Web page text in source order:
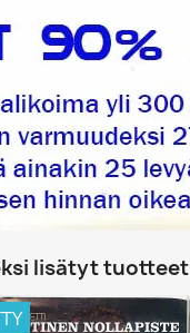
lisätyt tuotteet